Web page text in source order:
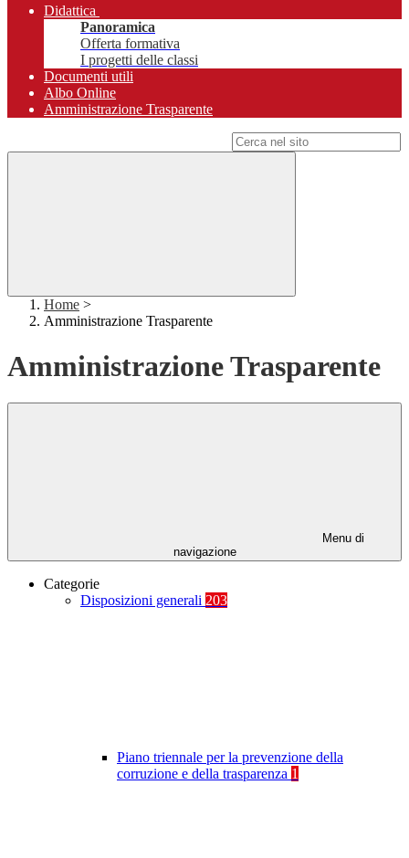
Didattica
Panoramica
Offerta formativa
I progetti delle classi
Documenti utili
Albo Online
Amministrazione Trasparente
Home >
Amministrazione Trasparente
Amministrazione Trasparente
Menu di
navigazione
Categorie
Disposizioni generali 203
Piano triennale per la prevenzione della
corruzione e della trasparenza 1